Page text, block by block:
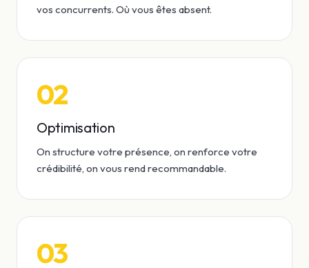
vos concurrents. Où vous êtes absent.
02
Optimisation
On structure votre présence, on renforce votre
crédibilité, on vous rend recommandable.
03